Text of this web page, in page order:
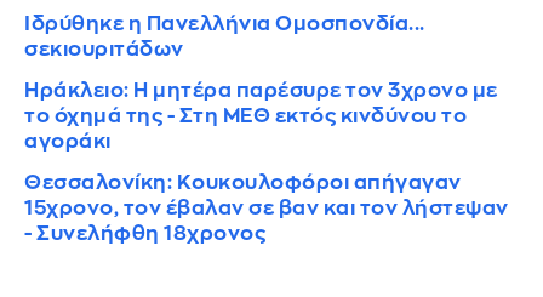
Ιδρύθηκε η Πανελλήνια Ομοσπονδία...
σεκιουριτάδων
Ηράκλειο: Η μητέρα παρέσυρε τον 3χρονο με
το όχημά της - Στη ΜΕΘ εκτός κινδύνου το
αγοράκι
Θεσσαλονίκη: Κουκουλοφόροι απήγαγαν
15χρονο, τον έβαλαν σε βαν και τον λήστεψαν
- Συνελήφθη 18χρονος